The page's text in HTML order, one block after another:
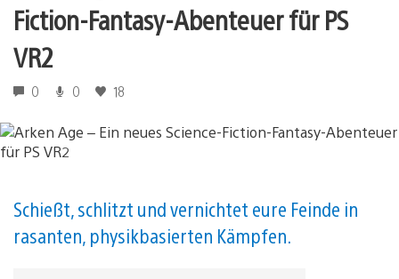
Fiction-Fantasy-Abenteuer für PS
VR2
0 0 18
Schießt, schlitzt und vernichtet eure Feinde in
rasanten, physikbasierten Kämpfen.